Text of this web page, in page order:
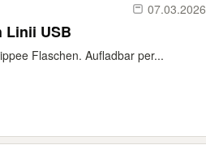
07.03.2026
Linii USB
Flaschen. Aufladbar per...